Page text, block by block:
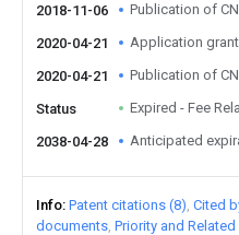
2018-11-06 Publication of
2020-04-21 Application
2020-04-21 Publication of
Status Expired - Fee
2038-04-28 Anticipated
Info Patent citations (8) Cited
documents Priority and